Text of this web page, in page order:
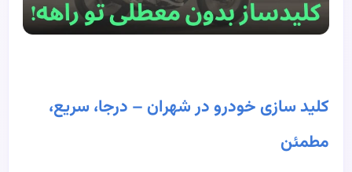
کلید سازی خودرو در شهران – درجا، سریع،
مطمئن